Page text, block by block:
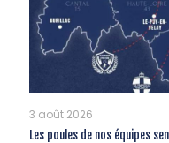
3 août 2026
Les poules de nos équipes